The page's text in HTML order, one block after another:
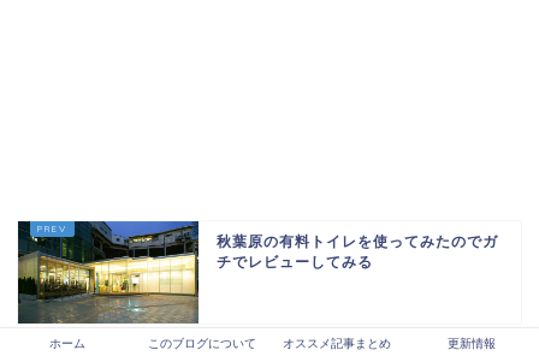
秋葉原の有料トイレを使ってみたのでガ
チでレビューしてみる
ホーム このブログについて オススメ記事まとめ 更新情報